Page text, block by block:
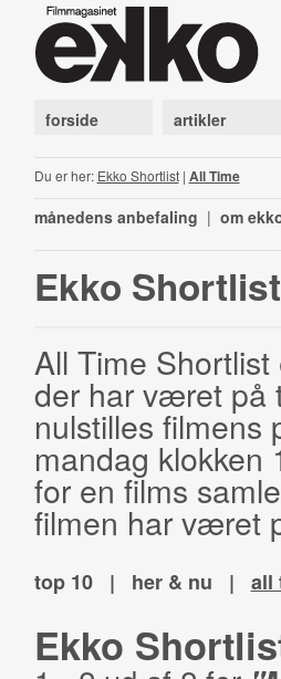
forside artikler
Du er her: Ekko Shortlist| All Time
månedens anbefaling | om
Ekko Shortlist
All Time
der har været på
nulstilles filmens
mandag klokken
for en films
filmen har været
top 10 | her & nu | all
Ekko